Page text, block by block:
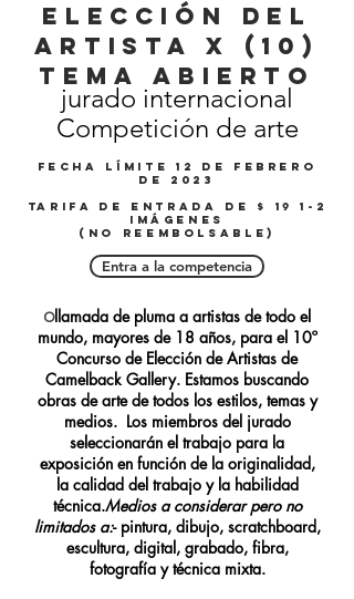
elección del
artista X (10)
Tema abierto
jurado internacional
Competición de arte
fecha límite 12 de febrero
de 2023
Tarifa de entrada de $ 19 1-2
imágenes
(No reembolsable)
Entra a la competencia
Ollamada de pluma a artistas de todo el
mundo, mayores de 18 años, para el 10º
Concurso de Elección de Artistas de
Camelback Gallery. Estamos buscando
obras de arte de todos los estilos, temas y
medios. Los miembros del jurado
seleccionarán el trabajo para la
exposición en función de la originalidad,
la calidad del trabajo y la habilidad
técnica.Medios a considerar pero no
limitados a:- pintura, dibujo, scratchboard,
escultura, digital, grabado, fibra,
fotografía y técnica mixta.